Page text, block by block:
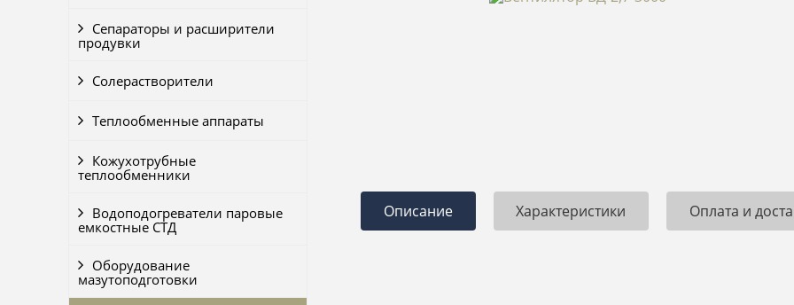
Сепараторы и расширители
продувки
Солерастворители
Теплообменные аппараты
Кожухотрубные
теплообменники
Водоподогреватели паровые
емкостные СТД
Оборудование
мазутоподготовки
Описание Характеристики Оплата и